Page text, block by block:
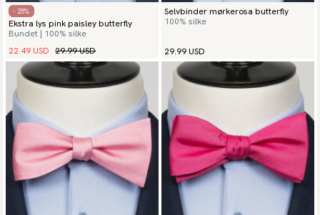
- 25%
Ekstra lys pink paisley butterfly
Bundet | 100% silke
22.49 USD 29.99 USD
Selvbinder mørkerosa butterfly
100% silke
29.99 USD